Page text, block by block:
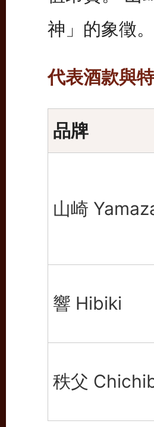
神」的象徵。
代表酒款與
品牌
山崎
響 Hibiki
秩父